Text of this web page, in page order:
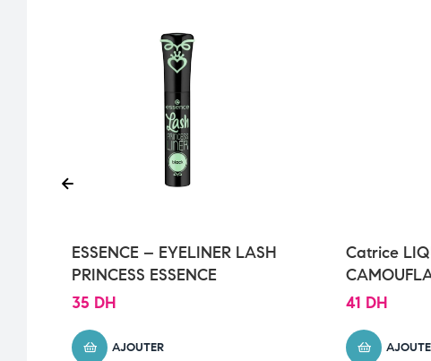
ESSENCE – EYELINER LASH
PRINCESS ESSENCE
35 DH
AJOUTER
Catrice
41 DH